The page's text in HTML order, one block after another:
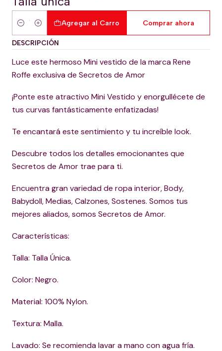
Cantidad
Agregar al Carro Comprar ahora
DESCRIPCIÓN
Luce este hermoso Mini vestido de la marca Rene
Roffe exclusiva de Secretos de Amor
¡Ponte este atractivo Mini Vestido y enorgullécete de
tus curvas fantásticamente enfatizadas!
Te encantará este sentimiento y tu increíble look.
Descubre todos los detalles emocionantes que
Secretos de Amor trae para ti.
Encuentra gran variedad de ropa interior, Body,
Babydoll, Medias, Calzones, Sostenes. Somos tus
mejores aliados, somos Secretos de Amor.
Características:
Talla: Talla Única.
Color: Negro.
Material: 100% Nylon.
Textura: Malla.
Lavado: Se recomienda lavar a mano con agua fría.